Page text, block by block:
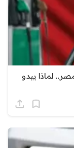
لماذا يبدو